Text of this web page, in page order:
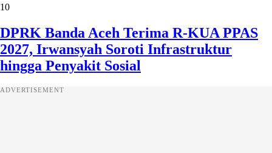
10
DPRK Banda Aceh Terima R-KUA PPAS
2027, Irwansyah Soroti Infrastruktur
hingga Penyakit Sosial
ADVERTISEMENT